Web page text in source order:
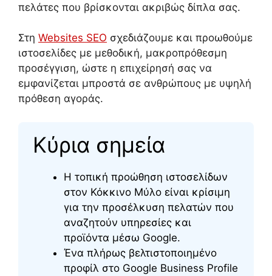
πελάτες που βρίσκονται ακριβώς δίπλα σας.
Στη Websites SEO σχεδιάζουμε και προωθούμε
ιστοσελίδες με μεθοδική, μακροπρόθεσμη
προσέγγιση, ώστε η επιχείρησή σας να
εμφανίζεται μπροστά σε ανθρώπους με υψηλή
πρόθεση αγοράς.
Κύρια σημεία
Η τοπική προώθηση ιστοσελίδων
στον Κόκκινο Μύλο είναι κρίσιμη
για την προσέλκυση πελατών που
αναζητούν υπηρεσίες και
προϊόντα μέσω Google.
Ένα πλήρως βελτιστοποιημένο
προφίλ στο Google Business Profile